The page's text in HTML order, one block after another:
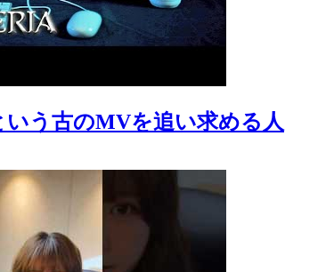
いう古のMVを追い求める人